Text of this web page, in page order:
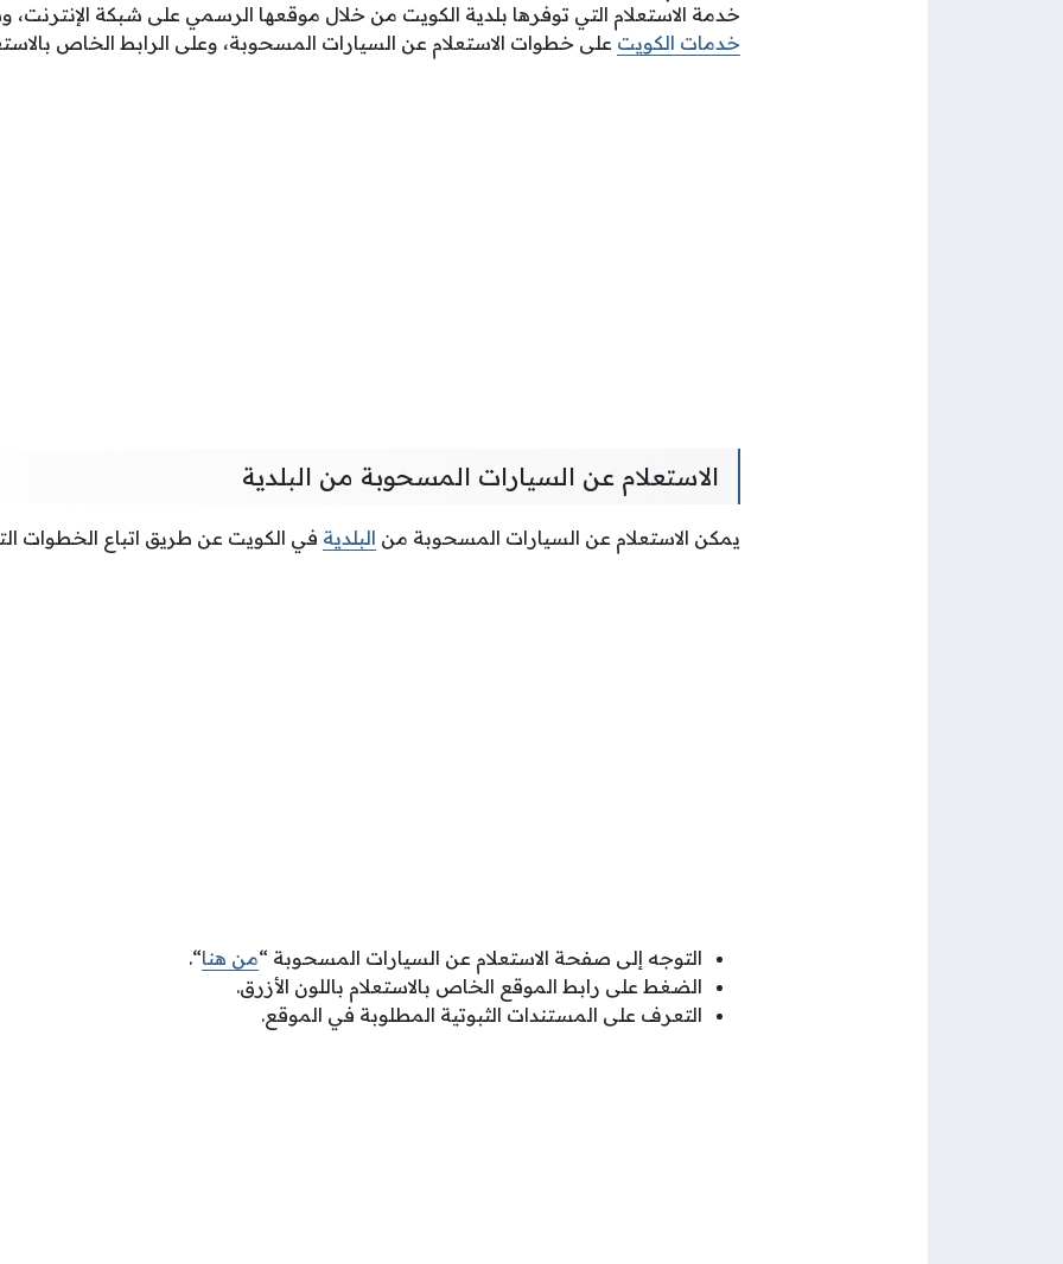
خدمة الاستعلام التي توفرها بلدية الكويت من خلال موقعها الرسمي على شبكة
خدمات الكويت على خطوات الاستعلام عن السيارات المسحوبة، وعلى الرابط الخاص
الاستعلام عن السيارات المسحوبة من البلدية
يمكن الاستعلام عن السيارات المسحوبة من البلدية في الكويت عن طريق اتباع الخطوات
التوجه إلى صفحة الاستعلام عن السيارات المسحوبة “من هنا“.
الضغط على رابط الموقع الخاص بالاستعلام باللون الأزرق.
التعرف على المستندات الثبوتية المطلوبة في الموقع.